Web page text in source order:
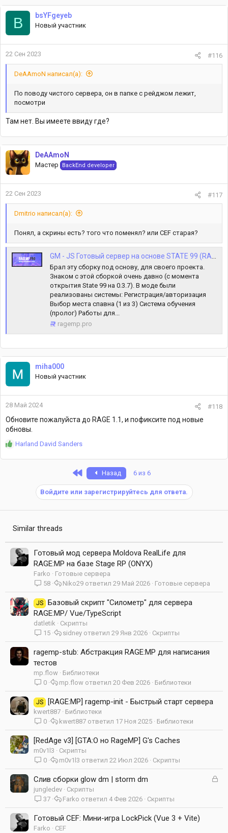
B bsYFgeyeb
Новый участник
22 Сен 2023 #116
DeAAmoN написал(а):
По поводу чистого сервера, он в папке с рейджом лежит,
посмотри
Там нет. Вы имеете ввиду где?
DeAAmoN
Мастер BackEnd developer
22 Сен 2023 #117
Dmitrio написал(а):
Понял, а скрины есть? того что поменял? или СEF старая?
GM - JS Готовый сервер на основе STATE 99 (RAGE:MP 1.1 + исправления)
Брал эту сборку под основу, для своего проекта.
Знаком с этой сборкой очень давно (с момента
открытия State 99 на 0.3.7). В моде были
реализованы системы: Регистрация/авторизация
Выбор места спавна (1 из 3) Система обучения
(пролог) Работы для...
ragemp.pro
miha000
Новый участник
28 Май 2024 #118
Обновите пожалуйста до RAGE 1.1, и пофиксите под новые
обновы.
Р
а
Harland David Sanders
Назад 6 из 6
Войдите или зарегистрируйтесь для ответа.
Similar threads
Готовый мод сервера Moldova RealLife для
RAGE:MP на базе Stage RP (ONYX)
Farko
Готовые сервера
58
Готовые сервера
29 Май 2026
Niko29
JS
Базовый скрипт "Силометр" для сервера
RAGE:MP/ Vue/TypeScript
datletik
Скрипты
15
Скрипты
29 Янв 2026
sidney
ragemp-stub: Абстракция RAGE:MP для написания
тестов
mp.flow Библиотеки
0
Библиотеки
20 Фев 2026
mp.flow
JS [RAGE:MP] ragemp-init - Быстрый старт сервера
kwert887 Библиотеки
0
Библиотеки
17 Ноя 2025
kwert887
[RedAge v3] [GTA:O но RageMP] G's Caches
m0v1l3
Скрипты
0
Скрипты
22 Июл 2026
m0v1l3
З
р
Слив сборки glow dm | storm dm
jungledev
Скрипты
37
Скрипты
4 Фев 2026
Farko
Готовый CEF: Мини-игра LockPick (Vue 3 + Vite)
Farko
CEF